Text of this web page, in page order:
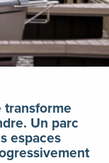
transforme
Un parc
espaces